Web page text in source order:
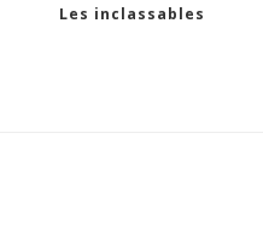
Les inclassables